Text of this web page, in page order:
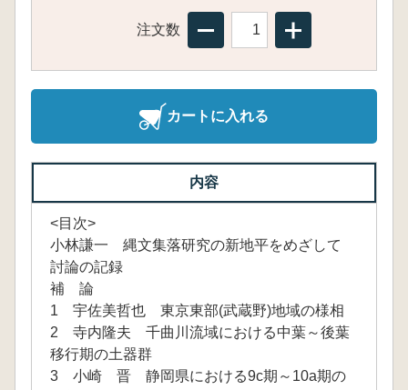
注文数
カートに入れる
内容
<目次>
小林謙一 縄文集落研究の新地平をめざして
討論の記録
補 論
1 宇佐美哲也 東京東部(武蔵野)地域の様相
2 寺内隆夫 千曲川流域における中葉～後葉
移行期の土器群
3 小崎 晋 静岡県における9c期～10a期の